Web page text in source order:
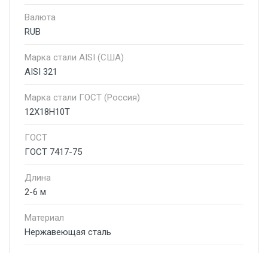
Валюта
RUB
Марка стали AISI (США)
AISI 321
Марка стали ГОСТ (Россия)
12Х18Н10Т
ГОСТ
ГОСТ 7417-75
Длина
2-6 м
Материал
Нержавеющая сталь